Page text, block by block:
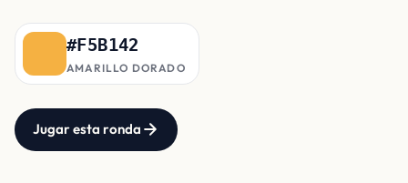
#F5B142
AMARILLO DORADO
Jugar esta ronda